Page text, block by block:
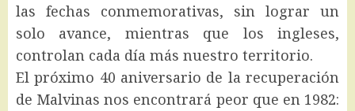
las fechas conmemorativas, sin lograr un
solo avance, mientras que los ingleses,
controlan cada día más nuestro territorio.
El próximo 40 aniversario de la recuperación
de Malvinas nos encontrará peor que en 1982: